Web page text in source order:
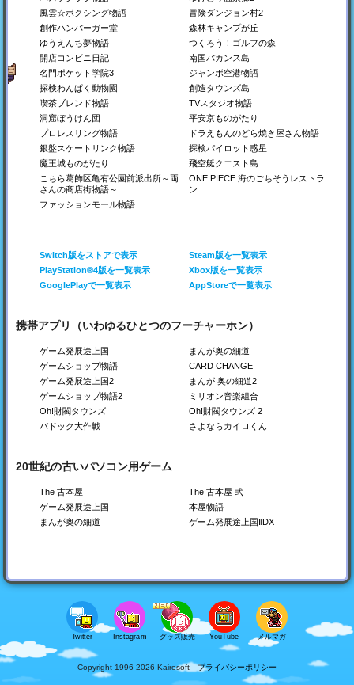
PS4
PS4
名門ポケット学院3
名門校をつくろう！
Steam
南国バカンス島
南の島にリゾート地を作
Switch
ゆうえんち夢物語
遊園地を作ろう！
Switch
開店コンビニ日記
Switch
Steam
PS4
創作ハンバーガー堂 森林キャンプが丘
う！
Switch
Steam
PS4
Switch
Switch
PS4
Xbox
Switch
PS4
Xbox
風雲☆ボクシング物語
冒険ダンジョン村2
創作ハンバーガー堂
森林キャンプが丘
ゆうえんち夢物語
つくろう！ゴルフの森
開店コンビニ日記
南国バカンス島
名門ポケット学院3
ジャンボ空港物語
探検わんぱく動物園
創造タウンズ島
喫茶ブレンド物語
TVスタジオ物語
洞窟ぼうけん団
平安京ものがたり
プロレスリング物語
ドラえもんのどら焼き屋さん物語
銀盤スケートリンク物語
探検パイロット惑星
魔王城ものがたり
飛空艇クエスト島
こちら葛飾区亀有公園前派出所～両
さんの商店街物語～
ONE PIECE 海のごちそうレストラ
ン
ファッションモール物語
Switch版をストアで表示
Steam版を一覧表示
PlayStation®4版を一覧表示
Xbox版を一覧表示
GooglePlayで一覧表示
AppStoreで一覧表示
携帯アプリ（いわゆるひとつのフーチャーホン）
ゲーム発展途上国
まんが奥の細道
ゲームショップ物語
CARD CHANGE
ゲーム発展途上国2
まんが 奥の細道2
ゲームショップ物語2
ミリオン音楽組合
Oh!財閥タウンズ
Oh!財閥タウンズ 2
パドック大作戦
さよならカイロくん
20世紀の古いパソコン用ゲーム
The 古本屋
The 古本屋 弐
ゲーム発展途上国
本屋物語
まんが奥の細道
ゲーム発展途上国ⅡDX
Twitter Instagram グッズ販売 YouTube メルマガ
Copyright 1996-2026 Kairosoftプライバシーポリシー